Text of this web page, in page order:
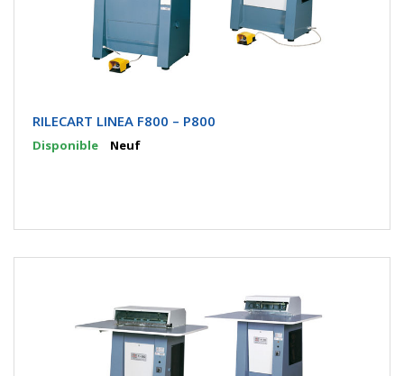
RILECART LINEA F800 – P800
Disponible Neuf